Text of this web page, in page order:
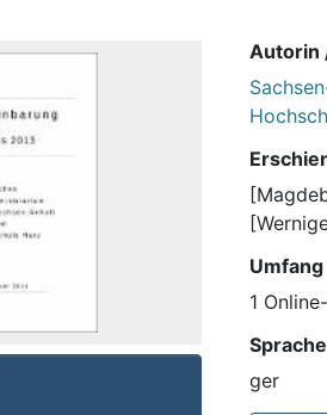
Autorin
Umfang
1
Sprache
ger